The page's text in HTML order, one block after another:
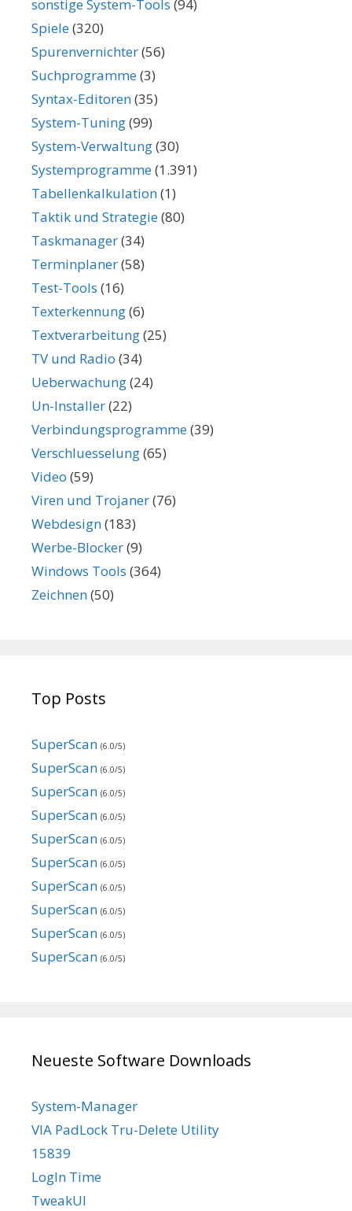
sonstige System-Tools (94)
Spiele(320)
Spurenvernichter(56)
Suchprogramme(3)
Syntax-Editoren(35)
System-Tuning(99)
System-Verwaltung(30)
Systemprogramme(1.391)
Tabellenkalkulation(1)
Taktik und Strategie(80)
Taskmanager(34)
Terminplaner(58)
Test-Tools (16)
Texterkennung(6)
Textverarbeitung(25)
TV und Radio (34)
Ueberwachung(24)
Un-Installer(22)
Verbindungsprogramme(39)
Verschluesselung(65)
Video (59)
Viren und Trojaner(76)
Webdesign(183)
Werbe-Blocker(9)
Windows Tools (364)
Zeichnen(50)
Top Posts
SuperScan (6.0/5)
SuperScan (6.0/5)
SuperScan (6.0/5)
SuperScan (6.0/5)
SuperScan (6.0/5)
SuperScan (6.0/5)
SuperScan (6.0/5)
SuperScan (6.0/5)
SuperScan (6.0/5)
SuperScan (6.0/5)
Neueste Software Downloads
System-Manager
VIA PadLock Tru-Delete Utility
15839
LogIn Time
TweakUI